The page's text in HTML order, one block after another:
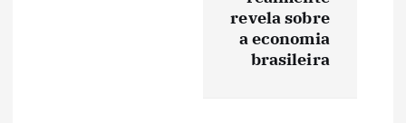
revela sobre
a economia
brasileira